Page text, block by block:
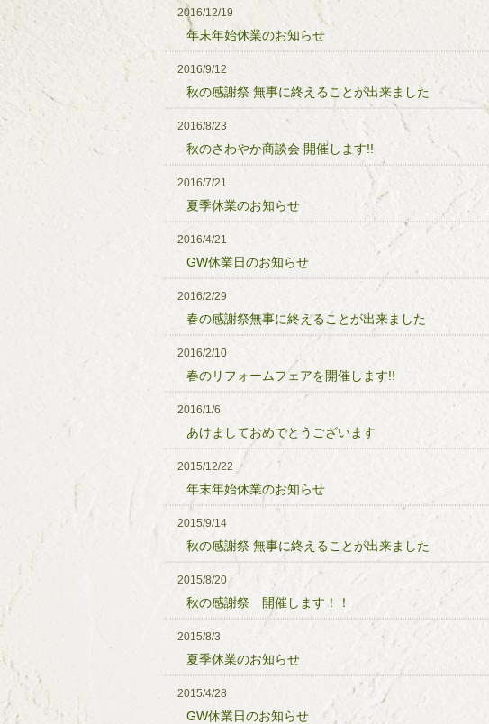
2016/12/19
年末年始休業のお知らせ
2016/9/12
秋の感謝祭 無事に終えることが出来ました
2016/8/23
秋のさわやか商談会 開催します!!
2016/7/21
夏季休業のお知らせ
2016/4/21
GW休業日のお知らせ
2016/2/29
春の感謝祭無事に終えることが出来ました
2016/2/10
春のリフォームフェアを開催します!!
2016/1/6
あけましておめでとうございます
2015/12/22
年末年始休業のお知らせ
2015/9/14
秋の感謝祭 無事に終えることが出来ました
2015/8/20
秋の感謝祭 開催します！！
2015/8/3
夏季休業のお知らせ
2015/4/28
GW休業日のお知らせ